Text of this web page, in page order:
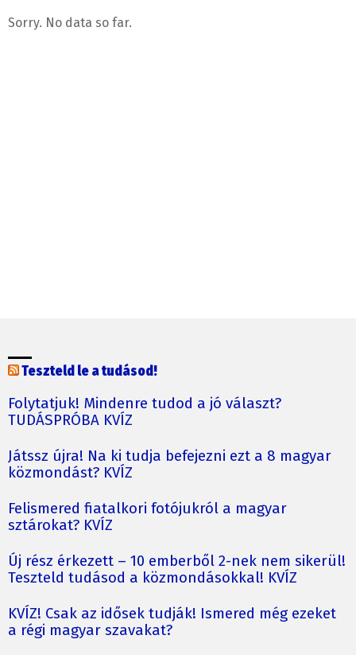
Sorry. No data so far.
Teszteld le a tudásod!
Folytatjuk! Mindenre tudod a jó választ?
TUDÁSPRÓBA KVÍZ
Játssz újra! Na ki tudja befejezni ezt a 8 magyar
közmondást? KVÍZ
Felismered fiatalkori fotójukról a magyar
sztárokat? KVÍZ
Új rész érkezett – 10 emberből 2-nek nem sikerül!
Teszteld tudásod a közmondásokkal! KVÍZ
KVÍZ! Csak az idősek tudják! Ismered még ezeket
a régi magyar szavakat?